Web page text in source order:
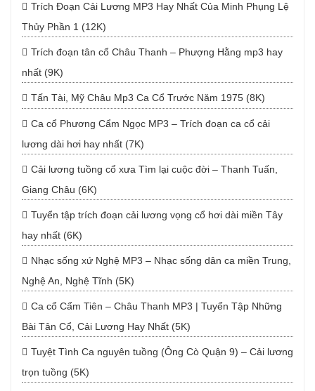
Trích Đoạn Cải Lương MP3 Hay Nhất Của Minh Phụng Lệ
Thủy Phần 1 (12K)
Trích đoạn tân cổ Châu Thanh – Phượng Hằng mp3 hay
nhất (9K)
Tấn Tài, Mỹ Châu Mp3 Ca Cổ Trước Năm 1975 (8K)
Ca cổ Phương Cẩm Ngọc MP3 – Trích đoạn ca cổ cải
lương dài hơi hay nhất (7K)
Cải lương tuồng cổ xưa Tìm lại cuộc đời – Thanh Tuấn,
Giang Châu (6K)
Tuyển tập trích đoạn cải lương vọng cổ hơi dài miền Tây
hay nhất (6K)
Nhạc sống xứ Nghệ MP3 – Nhạc sống dân ca miền Trung,
Nghệ An, Nghệ Tĩnh (5K)
Ca cổ Cẩm Tiên – Châu Thanh MP3 | Tuyển Tập Những
Bài Tân Cổ, Cải Lương Hay Nhất (5K)
Tuyệt Tình Ca nguyên tuồng (Ông Cò Quận 9) – Cải lương
trọn tuồng (5K)